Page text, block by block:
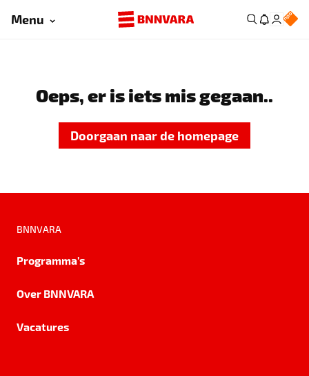
Menu
Oeps, er is iets mis gegaan..
Doorgaan naar de homepage
BNNVARA
Programma's
Over BNNVARA
Vacatures